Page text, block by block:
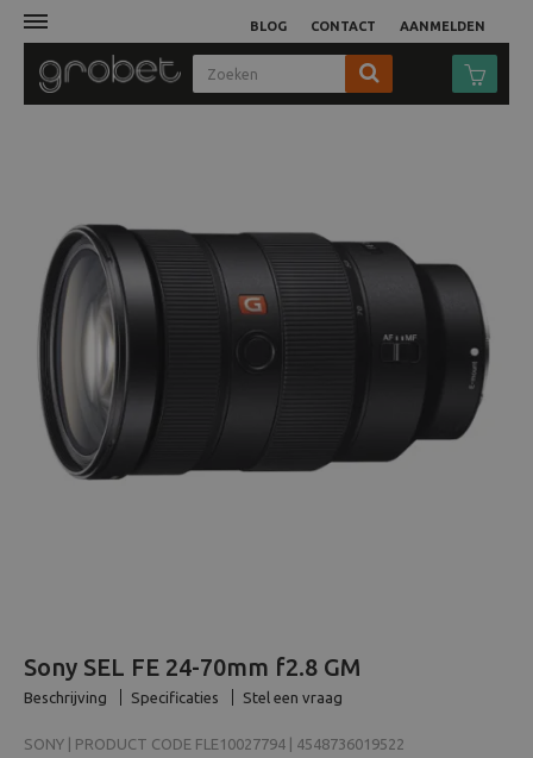
AANMELDEN
BLOG CONTACT
Objectieven
Video
Tassen
Statieven
Analoog
Huren
Sony SEL FE 24-70mm f2.8 GM
Beschrijving Specificaties Stel een vraag
SONY | PRODUCT CODE FLE10027794 | 4548736019522